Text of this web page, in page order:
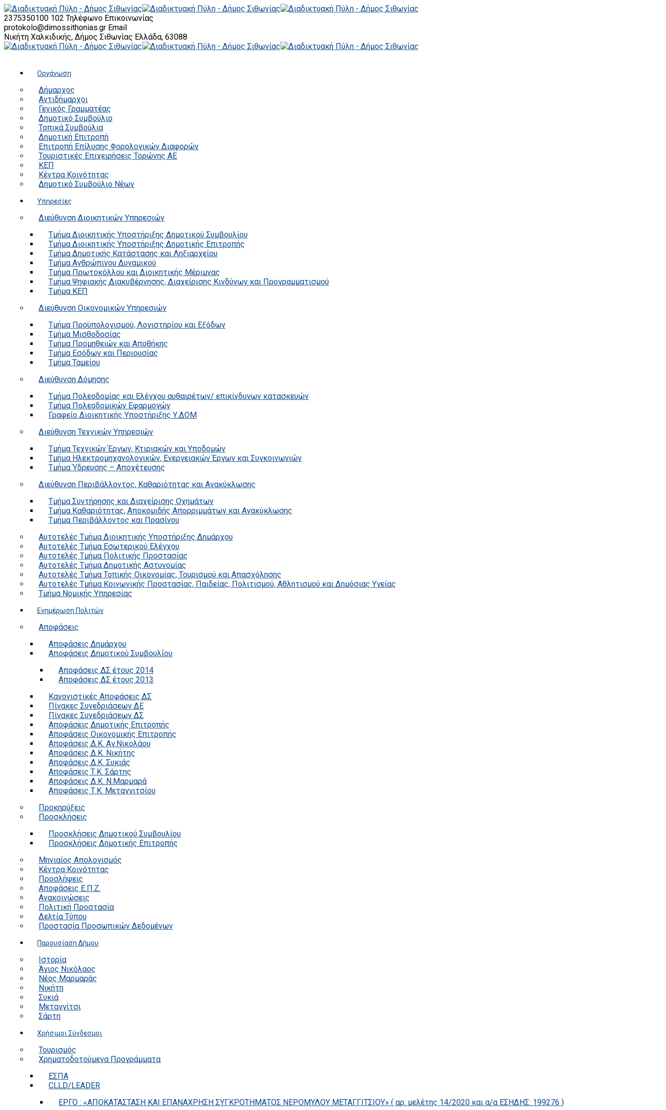
2375350100 102 Τηλέφωνο Επικοινωνίας
protokolo@dimossithonias.gr Email
Νικήτη Χαλκιδικής, Δήμος Σιθωνίας Ελλάδα, 63088
Οργάνωση
Δήμαρχος
Αντιδήμαρχοι
Γενικός Γραμματέας
Δημοτικό Συμβούλιο
Τοπικά Συμβούλια
Δημοτική Επιτροπή
Επιτροπή Επίλυσης Φορολογικών Διαφορών
Τουριστικές Επιχειρήσεις Τορώνης ΑΕ
ΚΕΠ
Κέντρα Κοινότητας
Δημοτικό Συμβούλιο Νέων
Υπηρεσίες
Διεύθυνση Διοικητικών Υπηρεσιών
Τμήμα Διοικητικής Υποστήριξης Δημοτικού Συμβουλίου
Τμήμα Διοικητικής Υποστήριξης Δημοτικής Επιτροπής
Τμήμα Δημοτικής Κατάστασης και Ληξιαρχείου
Τμήμα Ανθρώπινου Δυναμικού
Τμήμα Πρωτοκόλλου και Διοικητικής Μέριμνας
Τμήμα Ψηφιακής Διακυβέρνησης, Διαχείρισης Κινδύνων και Προγραμματισμού
Τμήμα ΚΕΠ
Διεύθυνση Οικονομικών Υπηρεσιών
Τμήμα Προϋπολογισμού, Λογιστηρίου και Εξόδων
Τμήμα Μισθοδοσίας
Τμήμα Προμηθειών και Αποθήκης
Τμήμα Εσόδων και Περιουσίας
Τμήμα Ταμείου
Διεύθυνση Δόμησης
Τμήμα Πολεοδομίας και Ελέγχου αυθαιρέτων/ επικίνδυνων κατασκευών
Τμήμα Πολεοδομικών Εφαρμογών
Γραφείο Διοικητικής Υποστήριξης Υ.ΔΟΜ
Διεύθυνση Τεχνικών Υπηρεσιών
Τμήμα Τεχνικών Έργων, Κτιριακών και Υποδομών
Τμήμα Ηλεκτρομηχανολογικών, Ενεργειακών Έργων και Συγκοινωνιών
Τμήμα Ύδρευσης – Αποχέτευσης
Διεύθυνση Περιβάλλοντος, Καθαριότητας και Ανακύκλωσης
Τμήμα Συντήρησης και Διαχείρισης Οχημάτων
Τμήμα Καθαριότητας, Αποκομιδής Απορριμμάτων και Ανακύκλωσης
Τμήμα Περιβάλλοντος και Πρασίνου
Αυτοτελές Τμήμα Διοικητικής Υποστήριξης Δημάρχου
Αυτοτελές Τμήμα Εσωτερικού Ελέγχου
Αυτοτελές Τμήμα Πολιτικής Προστασίας
Αυτοτελές Τμήμα Δημοτικής Αστυνομίας
Αυτοτελές Τμήμα Τοπικής Οικονομίας, Τουρισμού και Απασχόλησης
Αυτοτελές Τμήμα Κοινωνικής Προστασίας, Παιδείας, Πολιτισμού, Αθλητισμού και Δημόσιας Υγείας
Τμήμα Νομικής Υπηρεσίας
Ενημέρωση Πολιτών
Αποφάσεις
Αποφάσεις Δημάρχου
Αποφάσεις Δημοτικού Συμβουλίου
Αποφάσεις ΔΣ έτους 2014
Αποφάσεις ΔΣ έτους 2013
Κανονιστικές Αποφάσεις ΔΣ
Πίνακες Συνεδριάσεων ΔΕ
Πίνακες Συνεδριάσεων ΔΣ
Αποφάσεις Δημοτικής Επιτροπής
Αποφάσεις Οικονομικής Επιτροπής
Αποφάσεις Δ.Κ. Αγ.Νικολάου
Αποφάσεις Δ.Κ. Νικήτης
Αποφάσεις Δ.Κ. Συκιάς
Αποφάσεις Τ.Κ. Σάρτης
Αποφάσεις Δ.Κ. Ν.Μαρμαρά
Αποφάσεις Τ.Κ. Μεταγγιτσίου
Προκηρύξεις
Προσκλήσεις
Προσκλήσεις Δημοτικού Συμβουλίου
Προσκλήσεις Δημοτικής Επιτροπής
Μηνιαίος Απολογισμός
Κέντρα Κοινότητας
Προσλήψεις
Αποφάσεις Ε.Π.Ζ.
Ανακοινώσεις
Πολιτική Προστασία
Δελτία Τύπου
Προστασία Προσωπικών Δεδομένων
Παρουσίαση Δήμου
Ιστορία
Άγιος Νικόλαος
Νέος Μαρμαράς
Νικήτη
Συκιά
Μεταγγίτσι
Σάρτη
Χρήσιμοι Σύνδεσμοι
Τουρισμός
Χρηματοδοτούμενα Προγράμματα
ΕΣΠΑ
CLLD/LEADER
ΕΡΓΟ : «ΑΠΟΚΑΤΑΣΤΑΣΗ ΚΑΙ ΕΠΑΝΑΧΡΗΣΗ ΣΥΓΚΡΟΤΗΜΑΤΟΣ ΝΕΡΟΜΥΛΟΥ ΜΕΤΑΓΓΙΤΣΙΟΥ» ( αρ. μελέτης 14/2020 και α/α ΕΣΗΔΗΣ: 199276 )